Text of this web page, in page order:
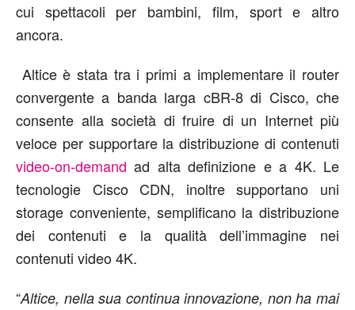
cui spettacoli per bambini, film, sport e altro
ancora.
Altice è stata tra i primi a implementare il router
convergente a banda larga cBR-8 di Cisco, che
consente alla società di fruire di un Internet più
veloce per supportare la distribuzione di contenuti
video-on-demand ad alta definizione e a 4K. Le
tecnologie Cisco CDN, inoltre supportano uni
storage conveniente, semplificano la distribuzione
dei contenuti e la qualità dell’immagine nei
contenuti video 4K.
“Altice, nella sua continua innovazione, non ha mai